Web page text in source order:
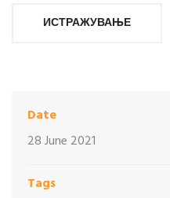
ИСТРАЖУВАЊЕ
Date
28 June 2021
Tags